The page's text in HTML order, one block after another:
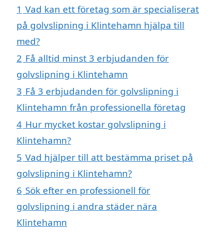
1 Vad kan ett företag som är specialiserat
på golvslipning i Klintehamn hjälpa till
med?
2 Få alltid minst 3 erbjudanden för
golvslipning i Klintehamn
3 Få 3 erbjudanden för golvslipning i
Klintehamn från professionella företag
4 Hur mycket kostar golvslipning i
Klintehamn?
5 Vad hjälper till att bestämma priset på
golvslipning i Klintehamn?
6 Sök efter en professionell för
golvslipning i andra städer nära
Klintehamn